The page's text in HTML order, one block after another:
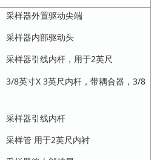
采样器外置驱动尖端
采样器内部驱动头
采样器引线内杆，用于2英尺
3/8英寸X 3英尺内杆，带耦合器，3/8
采样器引线内杆
采样管 用于2英尺内衬